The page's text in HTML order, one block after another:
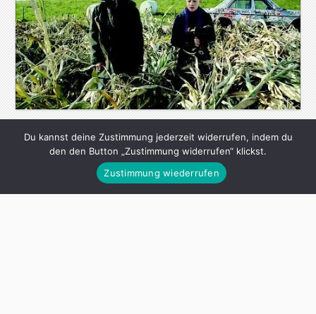
Kinderbuchautorin Gudrun Pausewang warnt vor den
Gefahren der Atomkraft Ihr Antiatomkraft-Buch „Die
Wolke“ (1987) verkaufte sich millionenfach und wurde in
13 Sprachen übersetzt. In Deutschland muss es fast
Du kannst deine Zustimmung jederzeit widerrufen, indem du
den den Button „Zustimmung widerrufen“ klickst.
Zustimmung wiederrufen